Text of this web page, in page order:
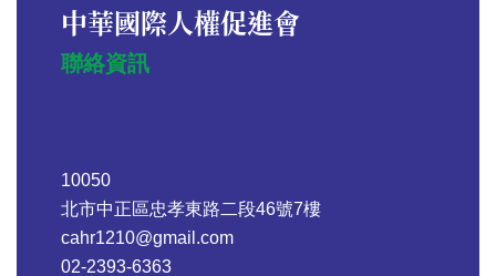
中華國際人權促進會
聯絡資訊
10050
北市中正區忠孝東路二段46號7樓
cahr1210@gmail.com
02-2393-6363